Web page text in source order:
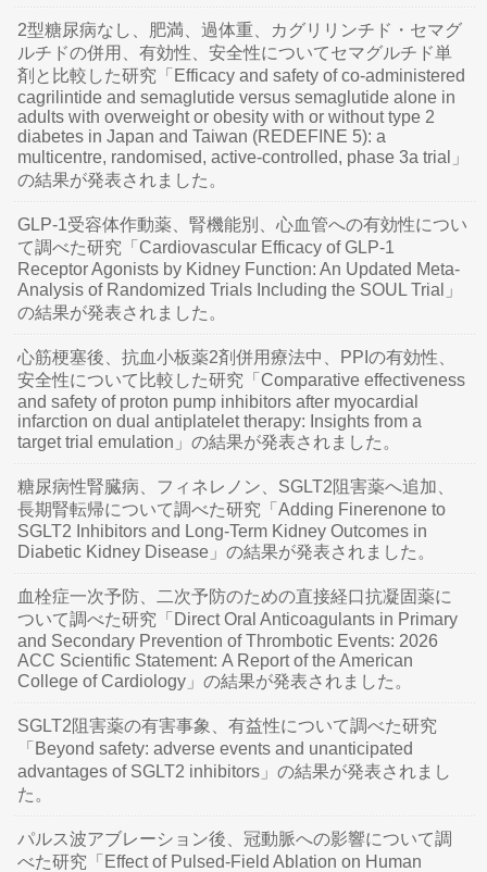
2型糖尿病なし、肥満、過体重、カグリリンチド・セマグ
ルチドの併用、有効性、安全性についてセマグルチド単
剤と比較した研究「Efficacy and safety of co-administered
cagrilintide and semaglutide versus semaglutide alone in
adults with overweight or obesity with or without type 2
diabetes in Japan and Taiwan (REDEFINE 5): a
multicentre, randomised, active-controlled, phase 3a trial」
の結果が発表されました。
GLP-1受容体作動薬、腎機能別、心血管への有効性につい
て調べた研究「Cardiovascular Efficacy of GLP-1
Receptor Agonists by Kidney Function: An Updated Meta-
Analysis of Randomized Trials Including the SOUL Trial」
の結果が発表されました。
心筋梗塞後、抗血小板薬2剤併用療法中、PPIの有効性、
安全性について比較した研究「Comparative effectiveness
and safety of proton pump inhibitors after myocardial
infarction on dual antiplatelet therapy: Insights from a
target trial emulation」の結果が発表されました。
糖尿病性腎臓病、フィネレノン、SGLT2阻害薬へ追加、
長期腎転帰について調べた研究「Adding Finerenone to
SGLT2 Inhibitors and Long-Term Kidney Outcomes in
Diabetic Kidney Disease」の結果が発表されました。
血栓症一次予防、二次予防のための直接経口抗凝固薬に
ついて調べた研究「Direct Oral Anticoagulants in Primary
and Secondary Prevention of Thrombotic Events: 2026
ACC Scientific Statement: A Report of the American
College of Cardiology」の結果が発表されました。
SGLT2阻害薬の有害事象、有益性について調べた研究
「Beyond safety: adverse events and unanticipated
advantages of SGLT2 inhibitors」の結果が発表されまし
た。
パルス波アブレーション後、冠動脈への影響について調
べた研究「Effect of Pulsed-Field Ablation on Human